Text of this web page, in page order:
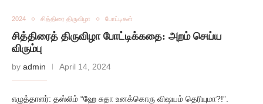
2024 சித்திரை திருவிழா போட்டிகள்
சித்திரைத் திருவிழா போட்டிக்கதை: அறம் செய்ய
விரும்பு
by admin April 14, 2024
எழுத்தாளர்: தஸ்லிம் “ஹே சுதா உனக்கொரு விஷயம் தெரியுமா?!”.